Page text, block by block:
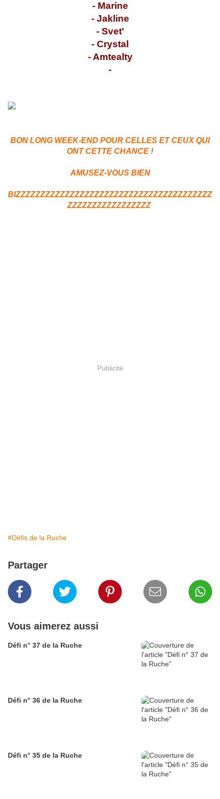
- Marine
- Jakline
- Svet'
- Crystal
- Amtealty
-
BON LONG WEEK-END POUR CELLES ET CEUX QUI
ONT CETTE CHANCE !
AMUSEZ-VOUS BIEN
BIZZZZZZZZZZZZZZZZZZZZZZZZZZZZZZZZZZZZZZZZ
ZZZZZZZZZZZZZZZZZ
Publicité
#Défis de la Ruche
Partager
Vous aimerez aussi
Défi n° 37 de la Ruche
Défi n° 36 de la Ruche
Défi n° 35 de la Ruche